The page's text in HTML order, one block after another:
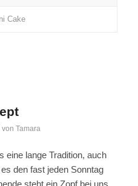
Cake
von Tamara
eine lange Tradition, auch
den fast jeden Sonntag